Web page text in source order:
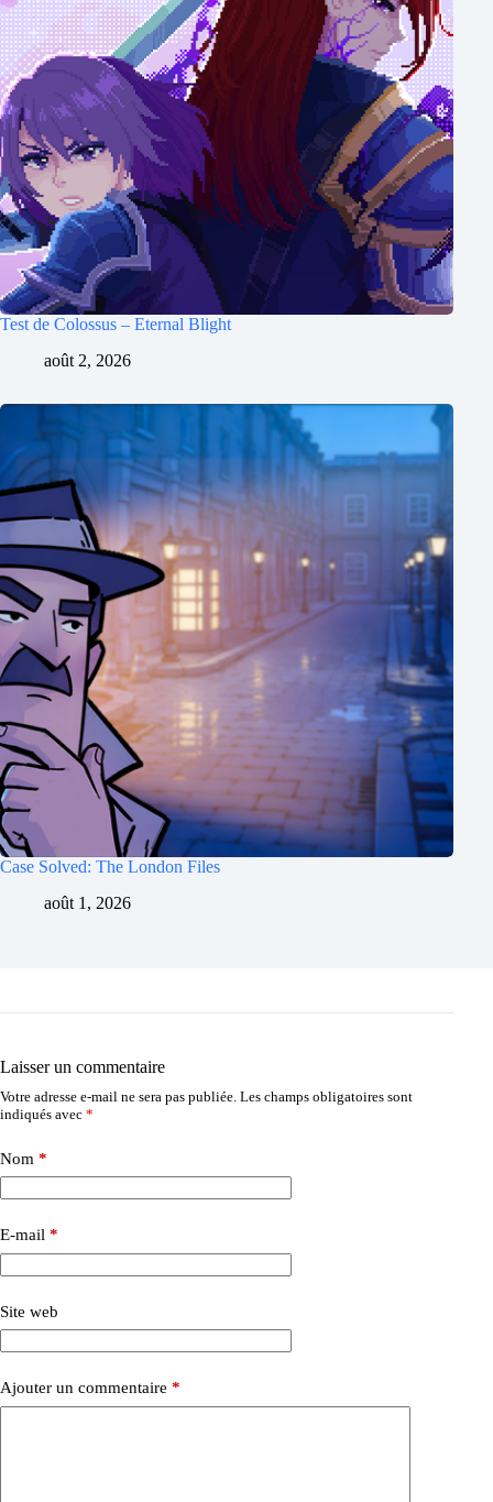
Test de Colossus – Eternal Blight
août 2, 2026
Case Solved: The London Files
août 1, 2026
Laisser un commentaire
Votre adresse e-mail ne sera pas publiée. Les champs obligatoires sont
indiqués avec *
Nom *
E-mail *
Site web
Ajouter un commentaire *